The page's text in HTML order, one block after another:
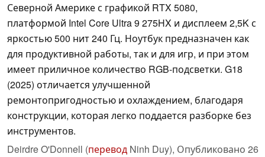
Северной Америке с графикой RTX 5080,
платформой Intel Core Ultra 9 275HX и дисплеем 2,5K с
яркостью 500 нит 240 Гц. Ноутбук предназначен как
для продуктивной работы, так и для игр, и при этом
имеет приличное количество RGB-подсветки. G18
(2025) отличается улучшенной
ремонтопригодностью и охлаждением, благодаря
конструкции, которая легко поддается разборке без
инструментов.
Deirdre O'Donnell (перевод Ninh Duy), Опубликовано 26